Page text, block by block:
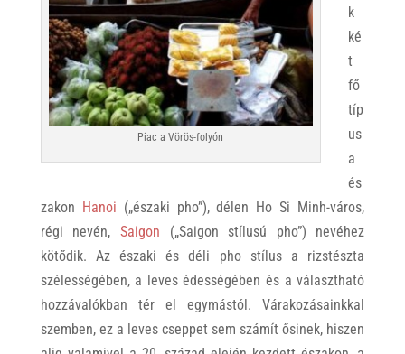
Piac a Vörös-folyón
k
ké
t
fő
típ
us
a
és
zakon Hanoi („északi pho”), délen Ho Si Minh-város,
régi nevén, Saigon („Saigon stílusú pho”) nevéhez
kötődik. Az északi és déli pho stílus a rizstészta
szélességében, a leves édességében és a választható
hozzávalókban tér el egymástól. Várakozásainkkal
szemben, ez a leves cseppet sem számít ősinek, hiszen